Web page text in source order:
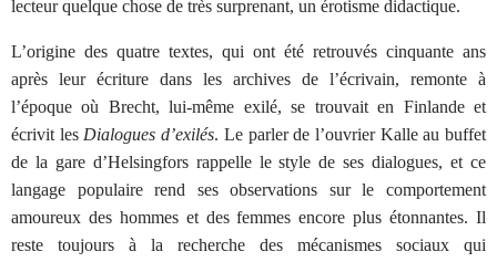
lecteur quelque chose de très surprenant, un érotisme didactique.
L’origine des quatre textes, qui ont été retrouvés cinquante ans
après leur écriture dans les archives de l’écrivain, remonte à
l’époque où Brecht, lui-même exilé, se trouvait en Finlande et
écrivit lesDialogues d’exilés. Le parler de l’ouvrier Kalle au buffet
de la gare d’Helsingfors rappelle le style de ses dialogues, et ce
langage populaire rend ses observations sur le comportement
amoureux des hommes et des femmes encore plus étonnantes. Il
reste toujours à la recherche des mécanismes sociaux qui